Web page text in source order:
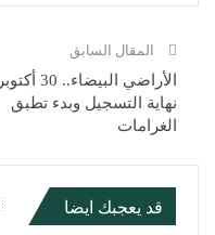
المقال السابق
الأراضي البيضاء.. 30 أكتوبر
نهاية التسجيل وبدء تطبق
الغرامات
قد يعجبك ايضا